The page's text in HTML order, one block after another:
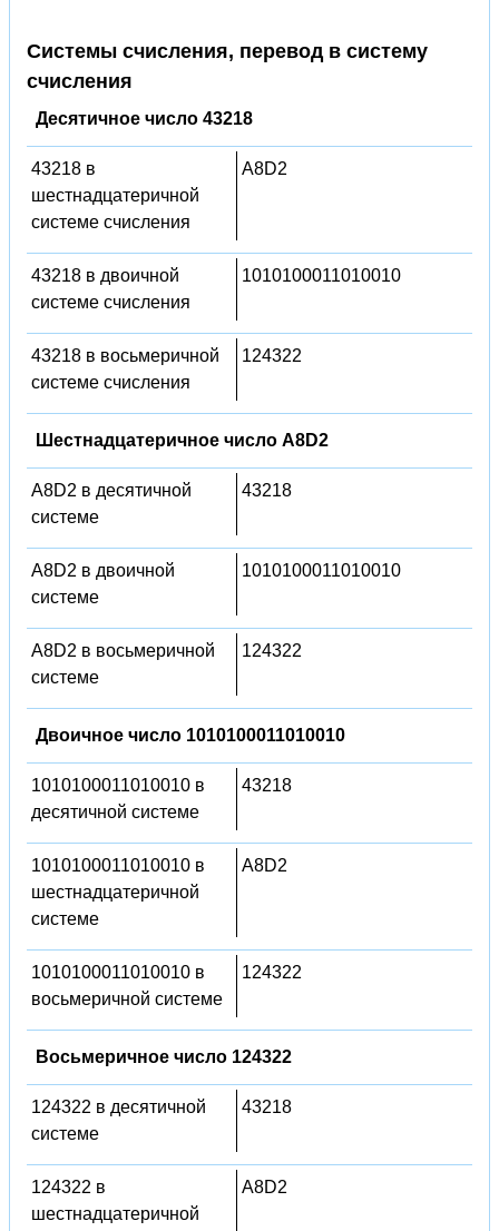
Системы счисления, перевод в систему
счисления
Десятичное число 43218
43218 в
шестнадцатеричной
системе счисления
A8D2
43218 в двоичной
системе счисления
1010100011010010
43218 в восьмеричной
системе счисления
124322
Шестнадцатеричное число A8D2
A8D2 в десятичной
системе
43218
A8D2 в двоичной
системе
1010100011010010
A8D2 в восьмеричной
системе
124322
Двоичное число 1010100011010010
1010100011010010 в
десятичной системе
43218
1010100011010010 в
шестнадцатеричной
системе
A8D2
1010100011010010 в
восьмеричной системе
124322
Восьмеричное число 124322
124322 в десятичной
системе
43218
124322 в
шестнадцатеричной
A8D2